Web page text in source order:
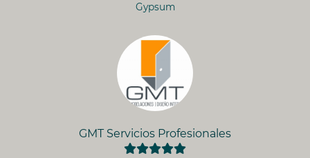
Gypsum
GMT Servicios Profesionales